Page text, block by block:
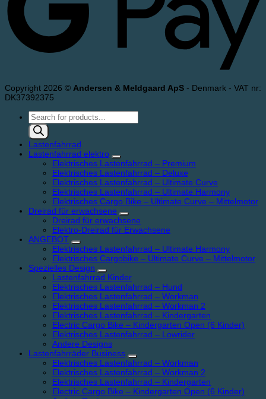
Copyright 2026 © Andersen & Meldgaard ApS - Denmark - VAT nr:
DK37392375
Products
search
Lastenfahrrad
Lastenfahrrad elektro
Elektrisches Lastenfahrrad – Premium
Elektrisches Lastenfahrrad – Deluxe
Elektrisches Lastenfahrrad – Ultimate Curve
Elektrisches Lastenfahrrad – Ultimate Harmony
Elektrisches Cargo Bike – Ultimate Curve – Mittelmotor
Dreirad für erwachsene
Dreirad für erwachsene
Elektro-Dreirad für Erwachsene
ANGEBOT
Elektrisches Lastenfahrrad – Ultimate Harmony
Elektrisches Cargobike – Ultimate Curve – Mittelmotor
Spezielles Design
Lastenfahrrad Kinder
Elektrisches Lastenfahrrad – Hund
Elektrisches Lastenfahrrad – Workman
Elektrisches Lastenfahrrad – Workman 2
Elektrisches Lastenfahrrad – Kindergarten
Electric Cargo Bike – Kindergarten Open (6 Kinder)
Elektrisches Lastenfahrrad – Lowrider
Andere Designs
Lastenfahrräder Business
Elektrisches Lastenfahrrad – Workman
Elektrisches Lastenfahrrad – Workman 2
Elektrisches Lastenfahrrad – Kindergarten
Electric Cargo Bike – Kindergarten Open (6 Kinder)